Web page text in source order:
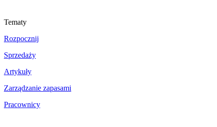
Tematy
Rozpocznij
Sprzedaży
Artykuły
Zarządzanie zapasami
Pracownicy